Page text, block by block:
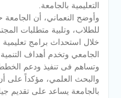
التعليمية بالجامعة.
وأوضح النعماني، أن
للطلاب، وتلبية متطلبات
خلال استحداث برامج
وتساهم فى تنفيذ ودعم الخطط
والبحث العلمي، مؤكداً على
بالجامعة يساعد على تقديم